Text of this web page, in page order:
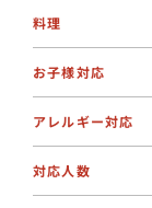
料理
お子様対応
アレルギー対応
対応人数